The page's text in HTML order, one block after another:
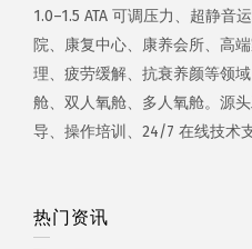
1.0–1.5 ATA 可调压力、超静音
院、康复中心、康养会所、高
理、疲劳缓解、抗衰养颜等领
舱、双人氧舱、多人氧舱。源
导、操作培训、24/7 在线技术支
热门资讯